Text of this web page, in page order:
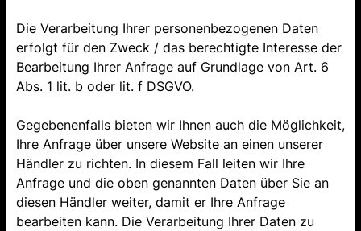
Die Verarbeitung Ihrer personenbezogenen Daten
erfolgt für den Zweck / das berechtigte Interesse der
Bearbeitung Ihrer Anfrage auf Grundlage von Art. 6
Abs. 1 lit. b oder lit. f DSGVO.
Gegebenenfalls bieten wir Ihnen auch die Möglichkeit,
Ihre Anfrage über unsere Website an einen unserer
Händler zu richten. In diesem Fall leiten wir Ihre
Anfrage und die oben genannten Daten über Sie an
diesen Händler weiter, damit er Ihre Anfrage
bearbeiten kann. Die Verarbeitung Ihrer Daten zu